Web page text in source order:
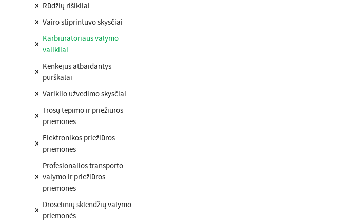
Rūdžių rišikliai
Vairo stiprintuvo skysčiai
Karbiuratoriaus valymo
valikliai
Kenkėjus atbaidantys
purškalai
Variklio užvedimo skysčiai
Trosų tepimo ir priežiūros
priemonės
Elektronikos priežiūros
priemonės
Profesionalios transporto
valymo ir priežiūros
priemonės
Droselinių sklendžių valymo
priemonės